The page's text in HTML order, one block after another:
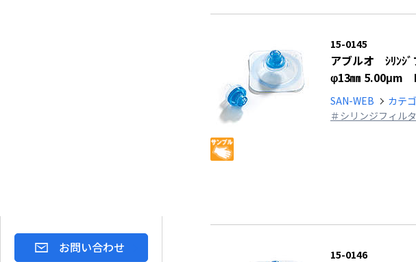
15-0145
アブルオ ｼﾘﾝｼ
φ13㎜ 5.00μm
SAN-WEB カテ
＃シリンジフィル
15-0146
お問い合わせ